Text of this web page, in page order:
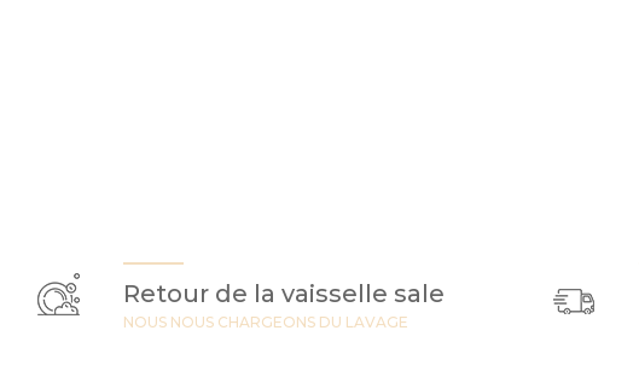
Retour de la vaisselle sale
NOUS NOUS CHARGEONS DU LAVAGE